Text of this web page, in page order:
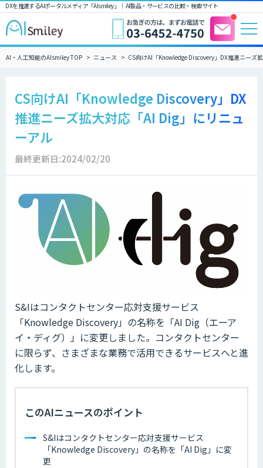
DXを推進するAIポータルメディア「AIsmiley」｜ AI製品・サービスの比較・検索サイト
AI・人工知能のAIsmiley TOP ニュース CS向けAI「Knowledge Discovery」DX推進ニーズ
CS向けAI「Knowledge Discovery」DX
推進ニーズ拡大対応「AI Dig」にリニュ
ーアル
最終更新日:2024/02/20
S&Iはコンタクトセンター応対支援サービス
「Knowledge Discovery」の名称を「AI Dig（エーア
イ・ディグ）」に変更しました。コンタクトセンター
に限らず、さまざまな業務で活用できるサービスへと進
化します。
このAIニュースのポイント
S&Iはコンタクトセンター応対支援サービス
「Knowledge Discovery」の名称を「AI Dig」に変
更